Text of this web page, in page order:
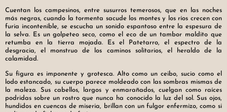
Cuentan los campesinos, entre susurros temerosos, que en las noches
más negras, cuando la tormenta sacude los montes y los ríos crecen con
furia incontenible, se escucha un sonido espantoso entre la espesura de
la selva. Es un golpeteo seco, como el eco de un tambor maldito que
retumba en la tierra mojada. Es el Patetarro, el espectro de la
desgracia, el monstruo de los caminos solitarios, el heraldo de la
calamidad.
Su figura es imponente y grotesca. Alto como un ceibo, sucio como el
lodo estancado, su cuerpo parece moldeado con las sombras mismas de
la maleza. Sus cabellos, largos y enmarañados, cuelgan como raíces
podridas sobre un rostro que nunca ha conocido la luz del sol. Sus ojos,
hundidos en cuencas de miseria, brillan con un fulgor enfermizo, como si